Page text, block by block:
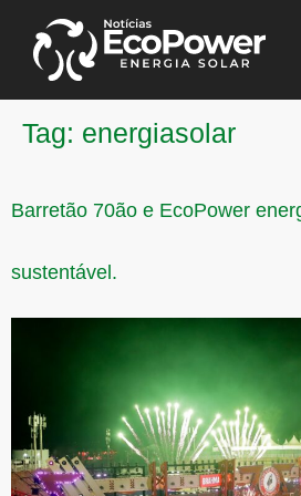
Tag: energiasolar
Barretão 70ão e EcoPower
sustentável.